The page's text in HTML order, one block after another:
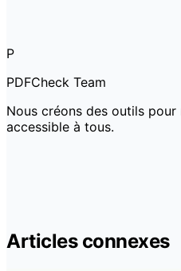
P
PDFCheck Team
Nous créons des outils pour
accessible à tous.
Articles connexes